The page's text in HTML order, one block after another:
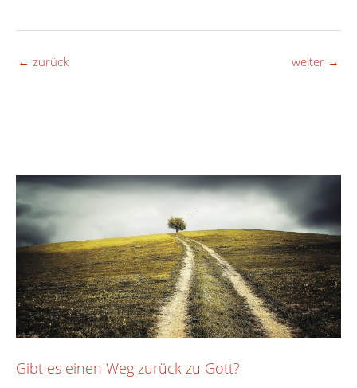
← zurück weiter →
Gibt es einen Weg zurück zu Gott?